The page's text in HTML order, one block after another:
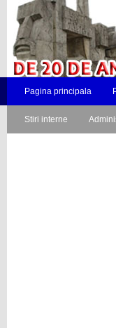
Pagina principala
Stiri interne